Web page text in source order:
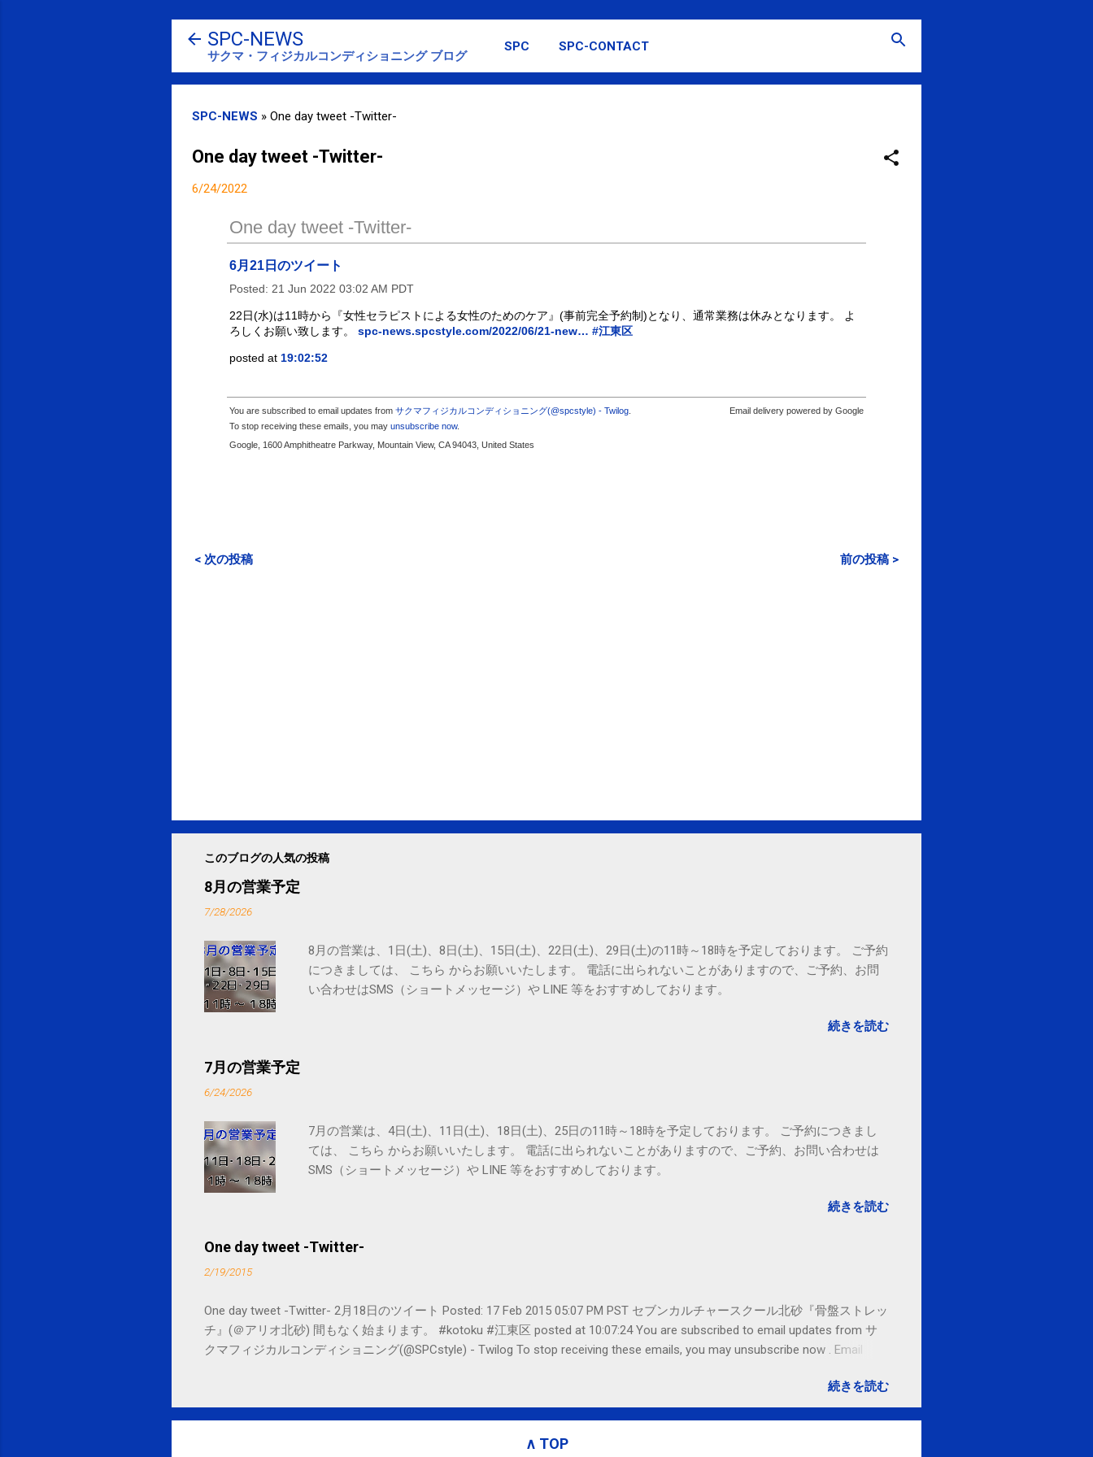
スキップしてメイン コンテンツに移動
SPC-NEWS
サクマ・フィジカルコンディショニング ブログ
SPC SPC-CONTACT
SPC-NEWS » One day tweet -Twitter-
One day tweet -Twitter-
6/24/2022
One day tweet -Twitter-
6月21日のツイート
Posted: 21 Jun 2022 03:02 AM PDT
22日(水)は11時から『女性セラピストによる女性のためのケア』(事前完全予約制)となり、通常業務は休みとなります。 よ
ろしくお願い致します。 spc-news.spcstyle.com/2022/06/21-new… #江東区
posted at 19:02:52
You are subscribed to email updates from サクマフィジカルコンディショニング(@spcstyle) - Twilog
To stop receiving these emails, you may unsubscribe now.
Email delivery powered by Google
Google, 1600 Amphitheatre Parkway, Mountain View, CA 94043, United States
< 次の投稿 前の投稿 >
このブログの人気の投稿
8月の営業予定
7/28/2026
8月の営業は、1日(土)、8日(土)、15日(土)、22日(土)、29日(土)の11時～18時を予定しております。 ご予約
につきましては、 こちら からお願いいたします。 電話に出られないことがありますので、ご予約、お問
い合わせはSMS（ショートメッセージ）や LINE 等をおすすめしております。
続きを読む
7月の営業予定
6/24/2026
7月の営業は、4日(土)、11日(土)、18日(土)、25日の11時～18時を予定しております。 ご予約につきまし
ては、 こちら からお願いいたします。 電話に出られないことがありますので、ご予約、お問い合わせは
SMS（ショートメッセージ）や LINE 等をおすすめしております。
続きを読む
One day tweet -Twitter-
2/19/2015
One day tweet -Twitter- 2月18日のツイート Posted: 17 Feb 2015 05:07 PM PST セブンカルチャースクール北砂『骨盤ストレッ
チ』(＠アリオ北砂) 間もなく始まります。 #kotoku #江東区 posted at 10:07:24 You are subscribed to email updates from サ
クマフィジカルコンディショニング(@SPCstyle) - Twilog To stop receiving these emails, you may unsubscribe now . Email
続きを読む
∧ TOP